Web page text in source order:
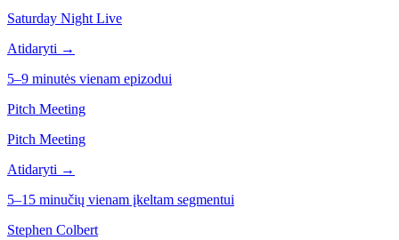
Saturday Night Live
Atidaryti →
5–9 minutės vienam epizodui
Pitch Meeting
Pitch Meeting
Atidaryti →
5–15 minučių vienam įkeltam segmentui
Stephen Colbert